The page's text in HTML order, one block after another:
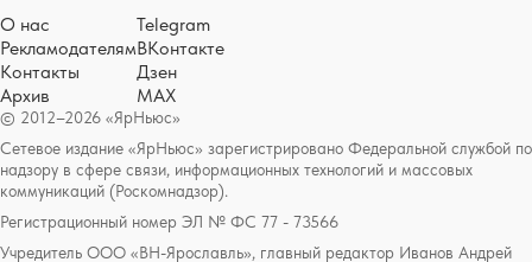
© 2012–2026 «ЯрНьюс»
Сетевое издание «ЯрНьюс» зарегистрировано Федеральной службой по
надзору в сфере связи, информационных технологий и массовых
коммуникаций (Роскомнадзор).
Регистрационный номер ЭЛ № ФС 77 - 73566
Учредитель ООО «ВН-Ярославль», главный редактор Иванов Андрей
О нас
Рекламодателям
Контакты
Архив
Telegram
ВКонтакте
Дзен
MAX